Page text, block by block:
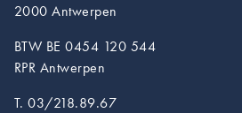
2000 Antwerpen
BTW BE 0454 120 544
RPR Antwerpen
T. 03/218.89.67